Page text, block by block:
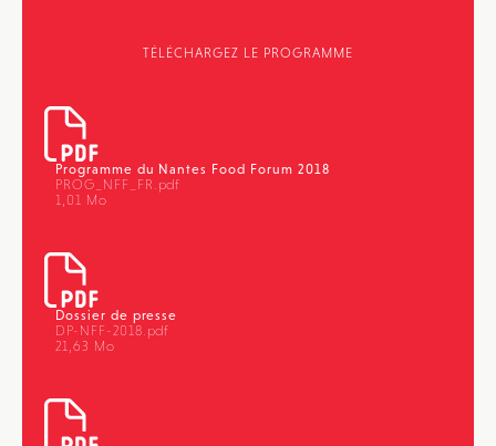
TÉLÉCHARGEZ LE PROGRAMME
Programme du Nantes Food Forum 2018
PROG_NFF_FR.pdf
1,01 Mo
Dossier de presse
DP-NFF-2018.pdf
21,63 Mo